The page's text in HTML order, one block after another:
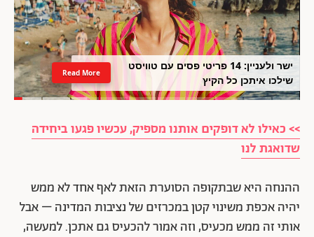
ישר ולעניין: 14 פריטי פסים עם טוויסט
שילכו איתכן כל הקיץ
Read More
>> כאילו לא דופקים אותנו מספיק, עכשיו פגעו ביחידה
שדואגת לנו
ההנחה היא שבתקופה הסוערת הזאת לאף אחד לא ממש
יהיה אכפת משינוי קטן במכרזים של נציבות המדינה – אבל
אותי זה ממש מכעיס, וזה אמור להכעיס גם אתכן. למעשה,